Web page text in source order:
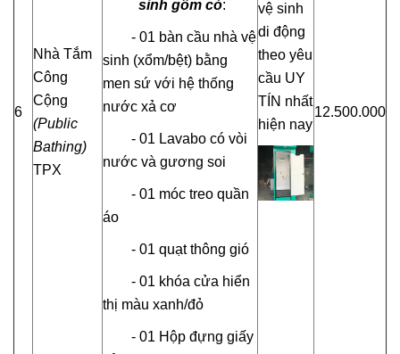
6
Nhà Tắm
Công
Cộng
(Public
Bathing)
TPX
sinh gồm có:
- 01 bàn cầu nhà vệ
sinh (xổm/bệt) bằng
men sứ với hệ thống
nước xả cơ
- 01 Lavabo có vòi
nước và gương soi
- 01 móc treo quần
áo
- 01 quạt thông gió
- 01 khóa cửa hiển
thị màu xanh/đỏ
- 01 Hộp đựng giấy
12.500.000